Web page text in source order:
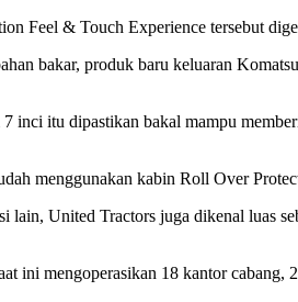
Feel & Touch Experience tersebut
bakar, produk baru keluaran
inci itu dipastikan bakal mampu
menggunakan kabin Roll Over
United Tractors juga dikenal luas
ini mengoperasikan 18 kantor